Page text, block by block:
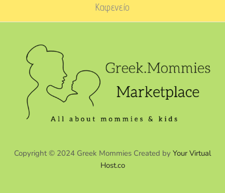
Καφενείο
Copyright © 2024 Greek Mommies Created by Your Virtual
Host.co